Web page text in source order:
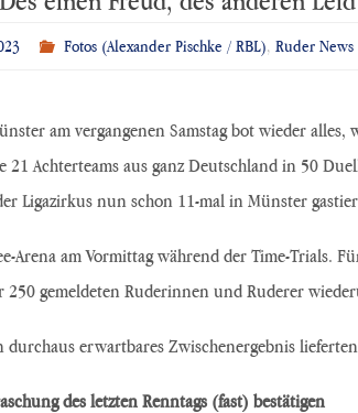
Fotos (Alexander Pischke / RBL),Ruder News
am vergangenen Samstag bot wieder
Achterteams aus ganz Deutschland in 50
Ligazirkus nun schon 11-mal in Münster
Arena am Vormittag während der Time-Trials.
250 gemeldeten Ruderinnen und Ruderer
erwartbares Zwischenergebnis
des letzten Renntags (fast) bestätigen